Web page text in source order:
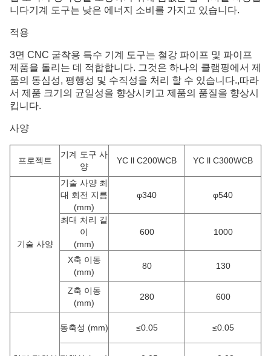
니다기계 도구는 낮은 에너지 소비를 가지고 있습니다.
적용
3면 CNC 굴착용 특수 기계 도구는 철강 파이프 및 파이프
제품을 돌리는 데 적합합니다. 그것은 하나의 클램핑에서 제
품의 동심성, 평행성 및 수직성을 처리 할 수 있습니다.,따라
서 제품 크기의 균일성을 향상시키고 제품의 품질을 향상시
킵니다.
사양
프로젝트
기계 도구 사
양
YC ll C200WCB YC ll C300WCB
기술 사양
기술 사양 최
대 회전 지름
(mm)
φ340 φ540
최대 처리 길
이
(mm)
600 1000
X축 이동
(mm)
80 130
Z축 이동
(mm)
280 600
동축성 (mm) ≤0.05 ≤0.05